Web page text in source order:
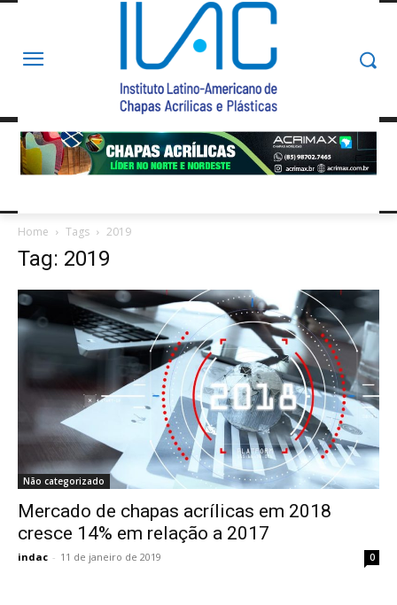
Home Tags 2019
Tag: 2019
Não categorizado
Mercado de chapas acrílicas em 2018
cresce 14% em relação a 2017
indac - 11 de janeiro de 2019 0